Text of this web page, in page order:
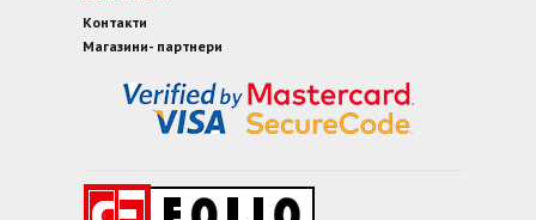
Контакти
Магазини- партнери